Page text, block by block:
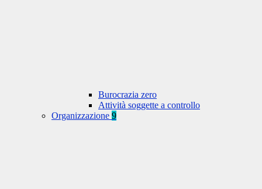
Burocrazia zero
Attività soggette a controllo
Organizzazione 9